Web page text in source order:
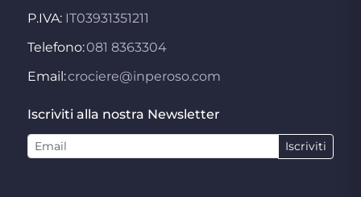
P.IVA: IT03931351211
Telefono:081 8363304
Email:crociere@inperoso.com
Iscriviti alla nostra Newsletter
Iscriviti